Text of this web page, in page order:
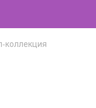
коллекция